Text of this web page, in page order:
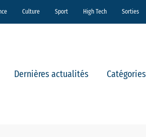
Culture Sport High Tech Sorties
Dernières actualités Catégories